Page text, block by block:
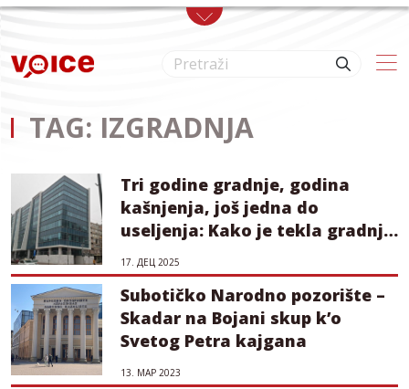
Skip to main content
TAG: IZGRADNJA
Tri godine gradnje, godina
kašnjenja, još jedna do
useljenja: Kako je tekla gradnja
novosadske Palate pravde?
17. ДЕЦ 2025
Subotičko Narodno pozorište –
Skadar na Bojani skup k’o
Svetog Petra kajgana
13. МАР 2023